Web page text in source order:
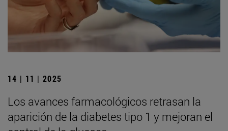
14 | 11 | 2025
Los avances farmacológicos retrasan la
aparición de la diabetes tipo 1 y mejoran el